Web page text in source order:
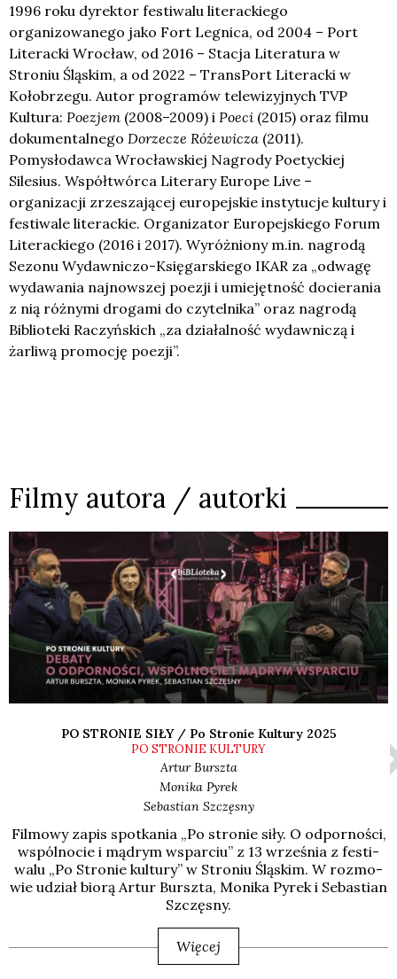
1996 roku dyrektor festiwalu literackiego
organizowanego jako Fort Legnica, od 2004 – Port
Literacki Wrocław, od 2016 – Stacja Literatura w
Stroniu Śląskim, a od 2022 – TransPort Literacki w
Kołobrzegu. Autor programów telewizyjnych TVP
Kultura: Poezjem (2008–2009) i Poeci (2015) oraz filmu
dokumentalnego Dorzecze Różewicza (2011).
Pomysłodawca Wrocławskiej Nagrody Poetyckiej
Silesius. Współtwórca Literary Europe Live –
organizacji zrzeszającej europejskie instytucje kultury i
festiwale literackie. Organizator Europejskiego Forum
Literackiego (2016 i 2017). Wyróżniony m.in. nagrodą
Sezonu Wydawniczo-Księgarskiego IKAR za „odwagę
wydawania najnowszej poezji i umiejętność docierania
z nią różnymi drogami do czytelnika” oraz nagrodą
Biblioteki Raczyńskich „za działalność wydawniczą i
żarliwą promocję poezji”.
Filmy autora / autorki
PO STRONIE SIŁY / Po Stronie Kultury 2025
PO STRONIE KULTURY
Artur Burszta
Monika Pyrek
Sebastian Szczęsny
Fil­mo­wy zapis spo­tka­nia „Po stro­nie siły. O odpor­no­ści,
wspól­no­cie i mądrym wspar­ciu” z 13 wrze­śnia z festi­
wa­lu „Po Stro­nie kul­tu­ry” w Stro­niu Ślą­skim. W roz­mo­
wie udział bio­rą Artur Bursz­ta, Moni­ka Pyrek i Seba­stian
Szczę­sny.
Więcej